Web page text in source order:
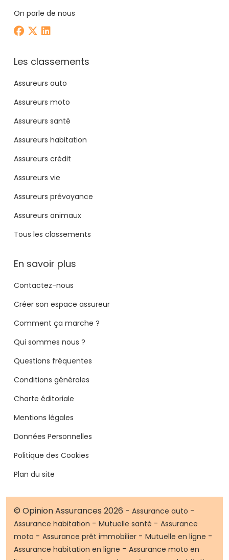
On parle de nous
Les classements
Assureurs auto
Assureurs moto
Assureurs santé
Assureurs habitation
Assureurs crédit
Assureurs vie
Assureurs prévoyance
Assureurs animaux
Tous les classements
En savoir plus
Contactez-nous
Créer son espace assureur
Comment ça marche ?
Qui sommes nous ?
Questions fréquentes
Conditions générales
Charte éditoriale
Mentions légales
Données Personnelles
Politique des Cookies
Plan du site
© Opinion Assurances 2026 - Assurance auto -
Assurance habitation - Mutuelle santé - Assurance
moto - Assurance prêt immobilier - Mutuelle en ligne -
Assurance habitation en ligne - Assurance moto en